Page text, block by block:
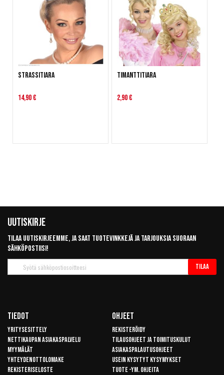
Strassitiara
14,90 €
Timanttitiara
2,90 €
Uutiskirje
Tilaa uutiskirjeemme, ja saat tuotevinkkejä ja tarjouksia suoraan
sähköpostiisi!
uutiskirje
Tilaa
Tiedot
Yritysesittely
Nettikaupan asiakaspalvelu
Myymälät
Yhteydenottolomake
Rekisteriseloste
Ohjeet
Rekisteröidy
Tilausohjeet ja toimituskulut
Asiakaspalautusohjeet
Usein kysytyt kysymykset
Tuote -ym. ohjeita